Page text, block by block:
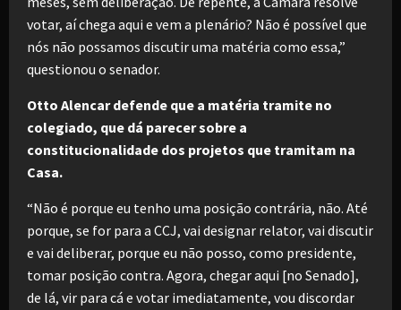
votar, aí chega aqui e vem a plenário? Não é possível que
nós não possamos discutir uma matéria como essa,”
questionou o senador.
Otto Alencar defende que a matéria tramite no
colegiado, que dá parecer sobre a
constitucionalidade dos projetos que tramitam na
Casa.
“Não é porque eu tenho uma posição contrária, não. Até
porque, se for para a CCJ, vai designar relator, vai discutir
e vai deliberar, porque eu não posso, como presidente,
tomar posição contra. Agora, chegar aqui [no Senado],
de lá, vir para cá e votar imediatamente, vou discordar